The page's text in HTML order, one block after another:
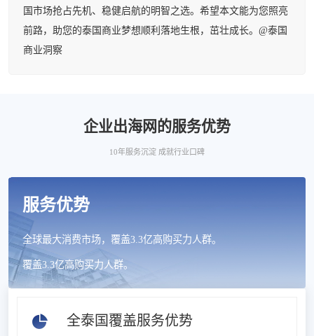
国市场抢占先机、稳健启航的明智之选。希望本文能为您照亮
前路，助您的泰国商业梦想顺利落地生根，茁壮成长。@泰国
商业洞察
企业出海网的服务优势
10年服务沉淀 成就行业口碑
服务优势
全球最大消费市场，覆盖3.3亿高购买力人群。
覆盖3.3亿高购买力人群。
全泰国覆盖服务优势